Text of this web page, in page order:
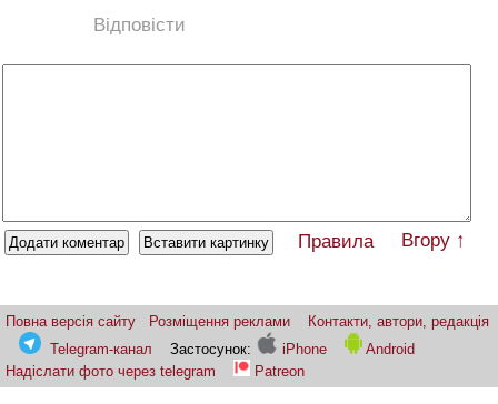
Відповісти
Правила Вгору ↑
Повна версія сайту Розміщення реклами
Контакти, автори, редакція
Telegram-канал
Застосунок: iPhone
Android
Надіслати фото через telegram
Patreon